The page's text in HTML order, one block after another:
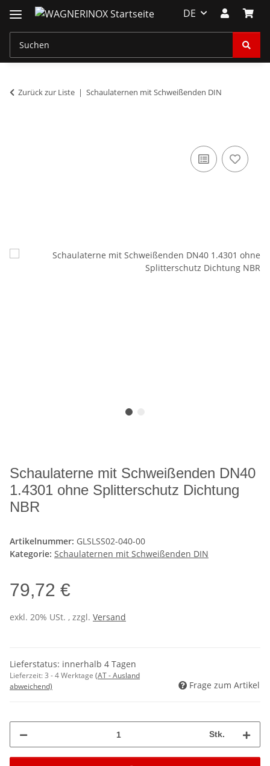
DE
Zurück zur Liste Schaulaternen mit Schweißenden DIN
Schaulaterne mit Schweißenden DN40
1.4301 ohne Splitterschutz Dichtung
NBR
Artikelnummer: GLSLSS02-040-00
Kategorie: Schaulaternen mit Schweißenden DIN
79,72 €
exkl. 20% USt. , zzgl. Versand
Lieferstatus: innerhalb 4 Tagen
Lieferzeit:3 - 4 Werktage (AT - Ausland
abweichend)
Frage zum Artikel
Stk.